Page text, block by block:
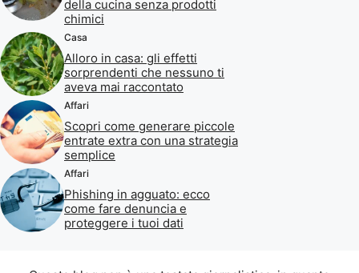
della cucina senza prodotti
chimici
Casa
Alloro in casa: gli effetti
sorprendenti che nessuno ti
aveva mai raccontato
Affari
Scopri come generare piccole
entrate extra con una strategia
semplice
Affari
Phishing in agguato: ecco
come fare denuncia e
proteggere i tuoi dati